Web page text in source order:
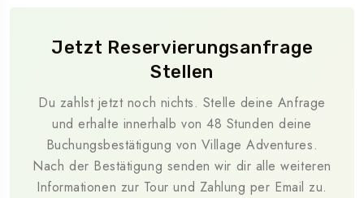
Jetzt Reservierungsanfrage
Stellen
Du zahlst jetzt noch nichts. Stelle deine Anfrage
und erhalte innerhalb von 48 Stunden deine
Buchungsbestätigung von Village Adventures.
Nach der Bestätigung senden wir dir alle weiteren
Informationen zur Tour und Zahlung per Email zu.